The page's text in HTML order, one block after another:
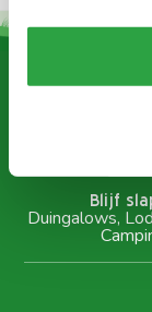
Blijf
Duingalows,